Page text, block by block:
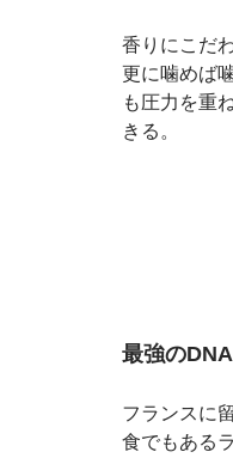
香りにこだ
更に噛めば
も圧力を重
きる。
最強の
フランスに
食でもある